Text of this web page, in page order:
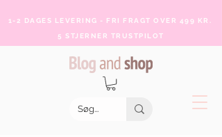
1-2 DAGES LEVERING - FRI FRAGT OVER 499 KR.
5 STJERNER TRUSTPILOT